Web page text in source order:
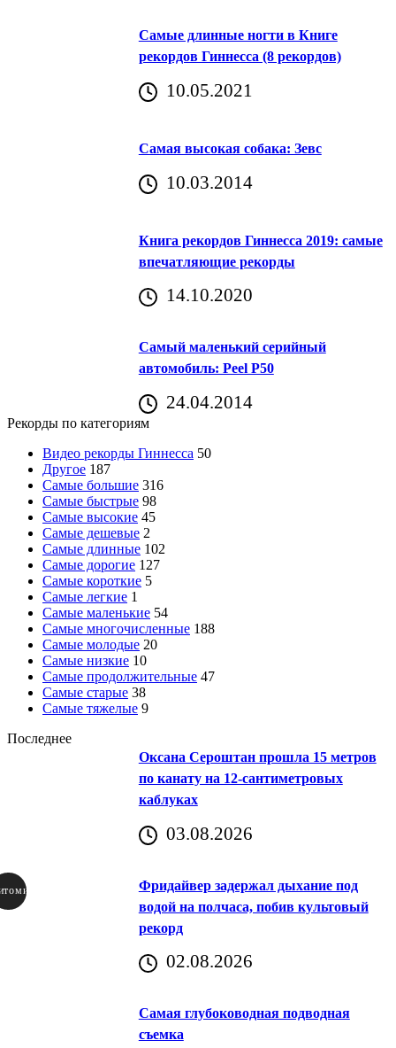
Самые длинные ногти в Книге
рекордов Гиннесса (8 рекордов)
10.05.2021
Самая высокая собака: Зевс
10.03.2014
Книга рекордов Гиннесса 2019: самые
впечатляющие рекорды
14.10.2020
Самый маленький серийный
автомобиль: Peel P50
24.04.2014
Рекорды по категориям
Видео рекорды Гиннесса 50
Другое 187
Самые большие 316
Самые быстрые 98
Самые высокие 45
Самые дешевые 2
Самые длинные 102
Самые дорогие 127
Самые короткие 5
Самые легкие 1
Самые маленькие 54
Самые многочисленные 188
Самые молодые 20
Самые низкие 10
Самые продолжительные 47
Самые старые 38
Самые тяжелые 9
Последнее
Оксана Сероштан прошла 15 метров
по канату на 12-сантиметровых
каблуках
03.08.2026
Фридайвер задержал дыхание под
водой на полчаса, побив культовый
рекорд
02.08.2026
Самая глубоководная подводная
съемка